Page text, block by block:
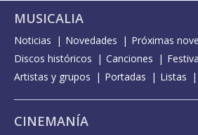
MUSICALIA
Noticias Novedades
Próximas
Discos históricos
Canciones
Artistas y grupos
Portadas Listas
CINEMANÍA